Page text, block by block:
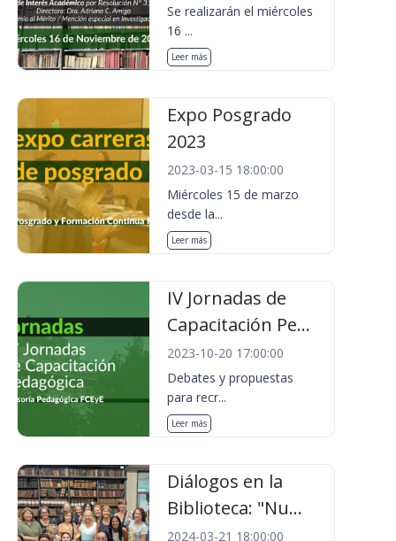
Se realizarán el miércoles
16 ...
Leer más
Expo Posgrado
2023
2023-03-15 18:00:00
Miércoles 15 de marzo
desde la...
Leer más
IV Jornadas de
Capacitación Pe...
2023-10-20 17:00:00
Debates y propuestas
para recr...
Leer más
Diálogos en la
Biblioteca: "Nu...
2024-03-21 18:00:00